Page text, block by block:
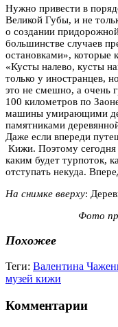
Нужно привести в
Великой Губы, и не
о создании
большинстве случаев
остановками», которые
«Кусты налево, кусты
только у иностранцев,
это не смешно, а очень
100 километров по
машины умирающими
памятниками
Даже если впереди
Кижи. Поэтому сегодня
каким будет турпоток,
отступать некуда.
На снимке вверху:
Фото
Похожее
Теги: Валентина
музей кижи
Комментарии